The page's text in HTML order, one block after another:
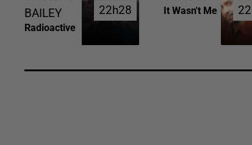
BAILEY
Radioactive
22h28
22h28 It Wasn't Me